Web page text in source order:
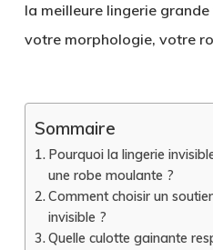
la meilleure lingerie
votre morphologie, votre
Sommaire
Pourquoi la lingerie
une robe moulante ?
Comment choisir un
invisible ?
Quelle culotte gainante